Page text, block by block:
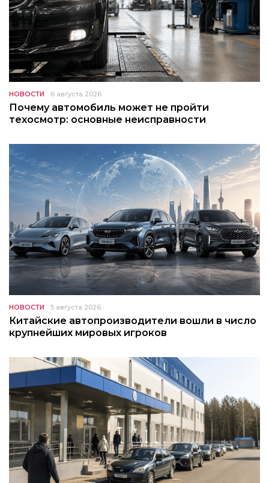
НОВОСТИ 6 августа 2026
Почему автомобиль может не пройти
техосмотр: основные неисправности
НОВОСТИ 5 августа 2026
Китайские автопроизводители вошли в число
крупнейших мировых игроков